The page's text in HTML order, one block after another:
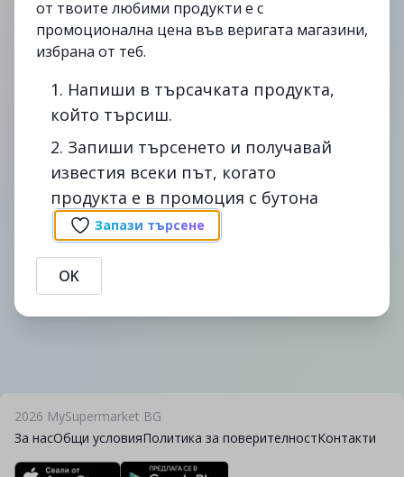
Изтекли и непромоционални продукти
2026 MySupermarket BG
За насОбщи условияПолитика за поверителностКонтакти
от твоите любими продукти е с
промоционална цена във веригата магазини,
избрана от теб.
1. Напиши в търсачката продукта,
който търсиш.
2. Запиши търсенето и получавай
известия всеки път, когато
продукта е в промоция с бутона
Запази търсене
OK